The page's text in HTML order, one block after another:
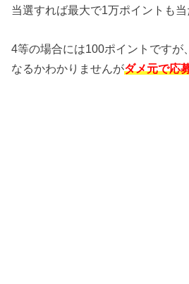
当選すれば最大で1万ポイントも当
4等の場合には100ポイントですが
なるかわかりませんがダメ元で応